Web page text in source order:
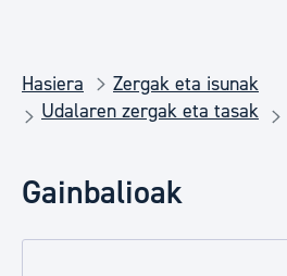
Hasiera
Zergak eta isunak
Udalaren zergak eta tasak
Gainbalioak